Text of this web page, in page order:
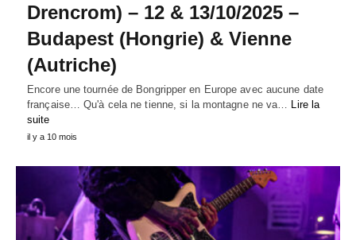
Drencrom) – 12 & 13/10/2025 –
Budapest (Hongrie) & Vienne
(Autriche)
Encore une tournée de Bongripper en Europe avec aucune date
française… Qu'à cela ne tienne, si la montagne ne va… Lire la
suite
il y a 10 mois